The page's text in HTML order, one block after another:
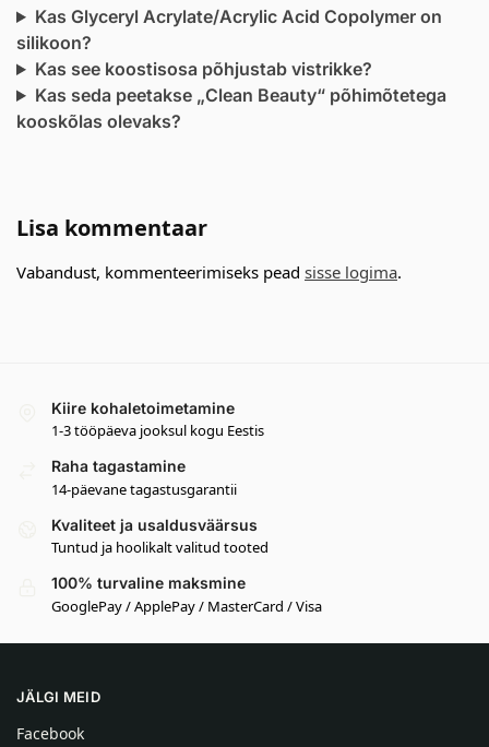
Kas Glyceryl Acrylate/Acrylic Acid Copolymer on
silikoon?
Kas see koostisosa põhjustab vistrikke?
Kas seda peetakse „Clean Beauty“ põhimõtetega
kooskõlas olevaks?
Lisa kommentaar
Vabandust, kommenteerimiseks pead sisse logima.
Kiire kohaletoimetamine
1-3 tööpäeva jooksul kogu Eestis
Raha tagastamine
14-päevane tagastusgarantii
Kvaliteet ja usaldusväärsus
Tuntud ja hoolikalt valitud tooted
100% turvaline maksmine
GooglePay / ApplePay / MasterCard / Visa
JÄLGI MEID
Facebook